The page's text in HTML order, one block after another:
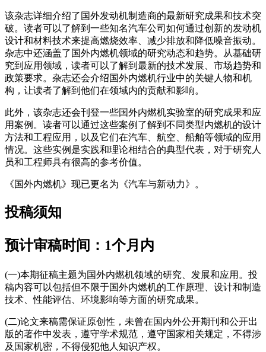
该杂志详细介绍了国外发动机制造商的最新研究成果和技术突
破。读者可以了解到一些知名汽车公司如何通过创新的发动机
设计和材料技术来提高燃烧效率、减少排放和降低噪音振动。
杂志中还涵盖了国外内燃机领域的研究动态和趋势。从基础研
究到应用领域，读者可以了解到最新的技术发展、市场趋势和
政策要求。杂志还会介绍国外内燃机行业中的关键人物和机
构，让读者了解到他们在领域内的贡献和影响。
此外，该杂志还会刊登一些国外内燃机实验室的研究成果和应
用案例。读者可以通过这些案例了解到不同类型内燃机的设计
方法和工程应用，以及它们在汽车、航空、船舶等领域的应用
情况。这些实例是实践和理论相结合的典型代表，对于研究人
员和工程师具有很高的参考价值。
《国外内燃机》现已更名为《汽车与新动力》。
投稿须知
预计审稿时间：1个月内
(一)本期征稿主题为国外内燃机领域的研究、发展和应用。投
稿内容可以包括但不限于国外内燃机的工作原理、设计和制造
技术、性能评估、环境影响等方面的研究成果。
(二)论文来稿需保证原创性，未曾在国内外公开期刊和公开出
版的著作中发表，遵守学术规范，遵守国家相关规定，不得涉
及国家机密，不得侵犯他人知识产权。